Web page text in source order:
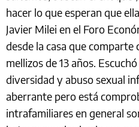
hacer lo que esperan que
Javier Milei en el Foro
desde la casa que
mellizos de 13 años.
diversidad y abuso sexual
aberrante pero está
intrafamiliares en general